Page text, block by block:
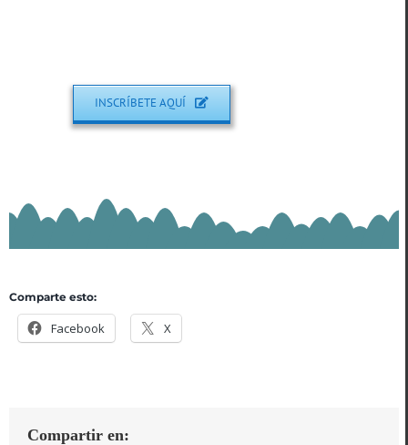
INSCRÍBETE AQUÍ
Comparte esto:
Facebook X
Compartir en: